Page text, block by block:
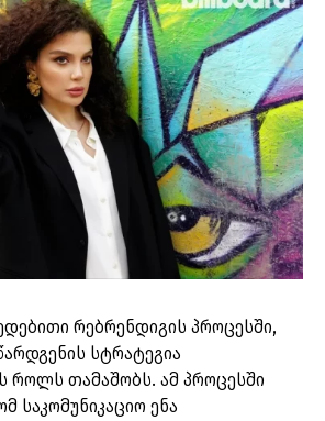
რებრენდიგის პროცესში,
სტრატეგია
როლს თამაშობს. ამ პროცესში
საკომუნიკაციო ენა